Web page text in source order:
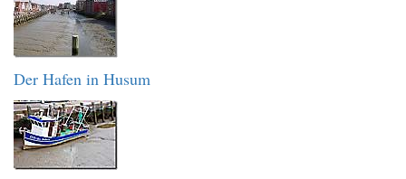
Der Hafen in Husum